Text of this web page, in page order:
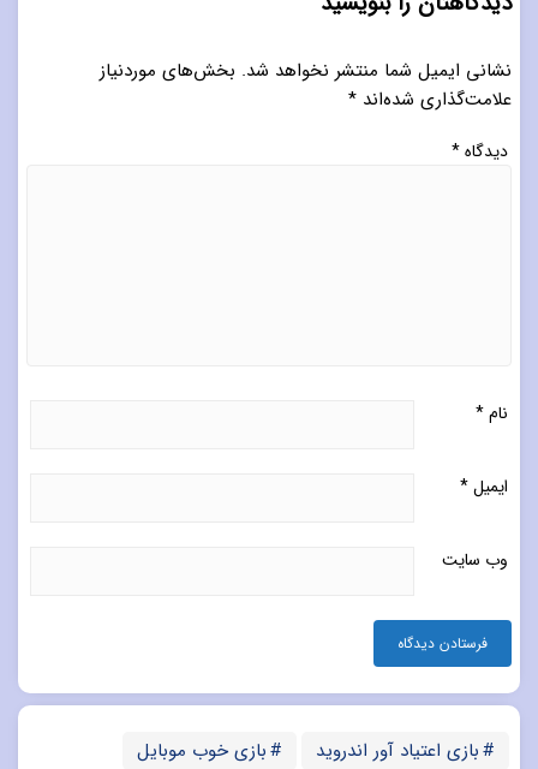
نشانی ایمیل شما منتشر نخواهد شد. بخش‌های موردنیاز
علامت‌گذاری شده‌اند *
دیدگاه*
نام*
ایمیل*
وب‌ سایت
بازی اعتیاد آور اندروید بازی خوب موبایل